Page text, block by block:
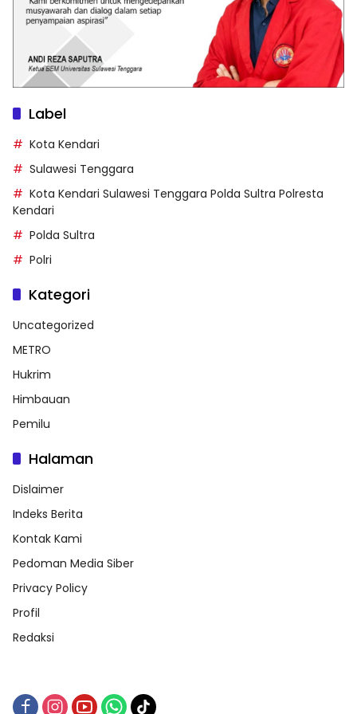
Label
Kota Kendari
Sulawesi Tenggara
Kota Kendari Sulawesi Tenggara Polda Sultra Polresta
Kendari
Polda Sultra
Polri
Kategori
Uncategorized
METRO
Hukrim
Himbauan
Pemilu
Halaman
Dislaimer
Indeks Berita
Kontak Kami
Pedoman Media Siber
Privacy Policy
Profil
Redaksi